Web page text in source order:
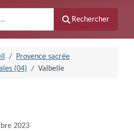
Rechercher
Provence sacrée
(04)
Valbelle
2023